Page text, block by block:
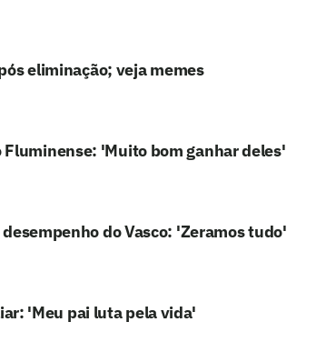
eliminação; veja memes
'Muito bom ganhar deles'
do Vasco: 'Zeramos tudo'
'Meu pai luta pela vida'